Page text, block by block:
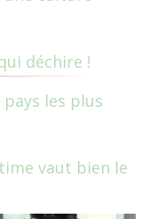
déchire !
pays les plus
vaut bien le